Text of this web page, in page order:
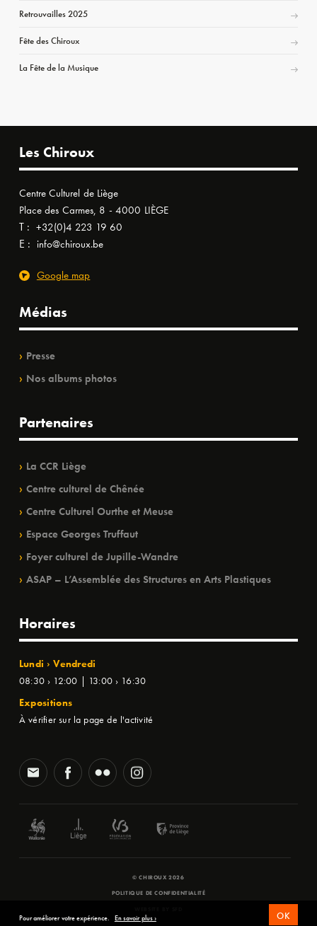
Retrouvailles 2025
Fête des Chiroux
La Fête de la Musique
Les Chiroux
Centre Culturel de Liège
Place des Carmes, 8 - 4000 LIÈGE
T : +32(0)4 223 19 60
E : info@chiroux.be
Google map
Médias
Presse
Nos albums photos
Partenaires
La CCR Liège
Centre culturel de Chênée
Centre Culturel Ourthe et Meuse
Espace Georges Truffaut
Foyer culturel de Jupille-Wandre
ASAP – L’Assemblée des Structures en Arts Plastiques
Horaires
Lundi › Vendredi
08:30 › 12:00 | 13:00 › 16:30
Expositions
À vérifier sur la page de l'activité
© CHIROUX 2026
POLITIQUE DE CONFIDENTIALITÉ
Pour améliorer votre expérience. En savoir plus › OK